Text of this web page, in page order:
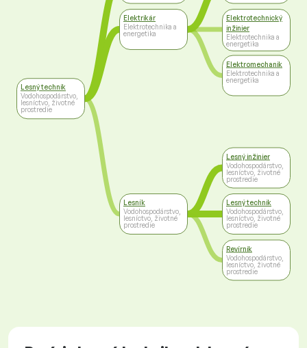
Lesný technik
Vodohospodárstvo,
lesníctvo, životné
prostredie
Elektrikár
Elektrotechnika a
energetika
Lesník
Vodohospodárstvo,
lesníctvo, životné
prostredie
Elektrotechnický
inžinier
Elektrotechnika a
energetika
Elektromechanik
Elektrotechnika a
energetika
Lesný inžinier
Vodohospodárstvo,
lesníctvo, životné
prostredie
Lesný technik
Vodohospodárstvo,
lesníctvo, životné
prostredie
Revírnik
Vodohospodárstvo,
lesníctvo, životné
prostredie